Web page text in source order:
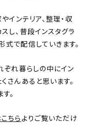
インテリア、整理・収
し、普段インスタグラ
で配信していきます。
ぞれ暮らしの中にイン
さんあると思います。
。
ちら よりご覧いただけ